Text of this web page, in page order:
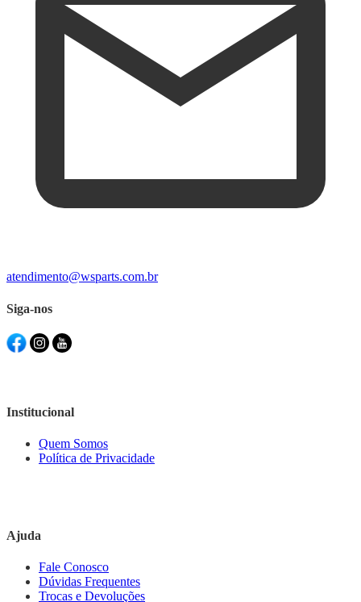
atendimento@wsparts.com.br
Siga-nos
Institucional
Quem Somos
Política de Privacidade
Ajuda
Fale Conosco
Dúvidas Frequentes
Trocas e Devoluções